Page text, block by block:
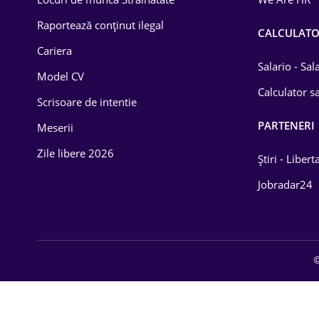
Educație / Training
Energetică
Farma
Raportează conținut ilegal
Cariera
Model CV
Scrisoare de intentie
Meserii
Zile libere 2026
Salario -
Calculator
PARTENERI
Știri -
Jobradar24